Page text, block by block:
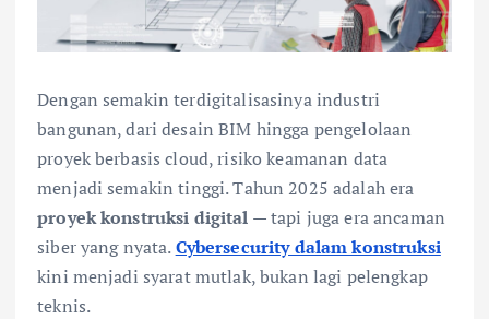
Dengan semakin terdigitalisasinya industri
bangunan, dari desain BIM hingga pengelolaan
proyek berbasis cloud, risiko keamanan data
menjadi semakin tinggi. Tahun 2025 adalah era
proyek konstruksi digital — tapi juga era ancaman
siber yang nyata.Cybersecurity dalam konstruksi
kini menjadi syarat mutlak, bukan lagi pelengkap
teknis.